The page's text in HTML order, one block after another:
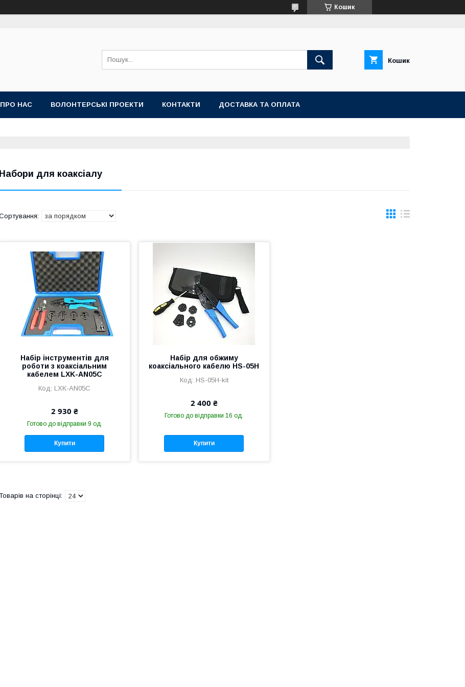
Кошик
Кошик
ПРО НАС ВОЛОНТЕРСЬКІ ПРОЕКТИ КОНТАКТИ ДОСТАВКА ТА ОПЛАТА
Набори для коаксіалу
Набір інструментів для
роботи з коаксіальним
кабелем LXK-AN05C
LXK-AN05C
2 930 ₴
Готово до відправки 9 од.
Купити
Набір для обжиму
коаксіального кабелю HS-05H
HS-05H-kit
2 400 ₴
Готово до відправки 16 од.
Купити